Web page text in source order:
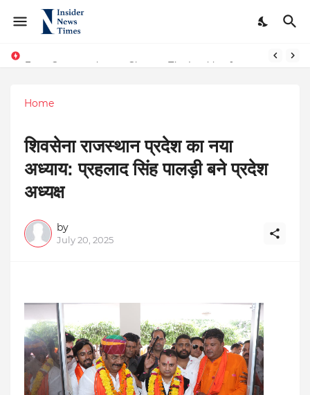
Home
शिवसेना राजस्थान प्रदेश का नया
अध्याय: प्रहलाद सिंह पालड़ी बने प्रदेश
अध्यक्ष
by
July 20, 2025